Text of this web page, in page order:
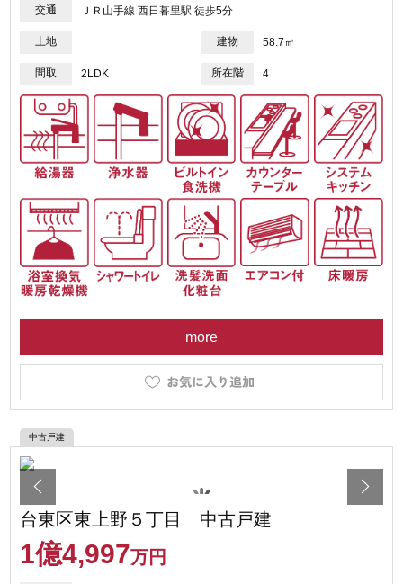
交通 ＪＲ山手線 西日暮里駅 徒歩5分
土地 建物 58.7㎡
間取 2LDK 所在階 4
more
中古戸建
台東区東上野５丁目 中古戸建
1億4,997万円